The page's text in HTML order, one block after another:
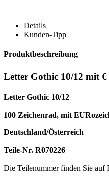
Details
Kunden-Tipp
Produktbeschreibung
Letter Gothic 10/12 mit
Letter Gothic 10/12
100 Zeichenrad, mit
Deutschland/Österreich
Teile-Nr. R070226
Die Teilenummer finden Sie auf